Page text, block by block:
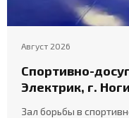
Август 2026
Спортивно-
Электрик, г.
Зал борьбы в